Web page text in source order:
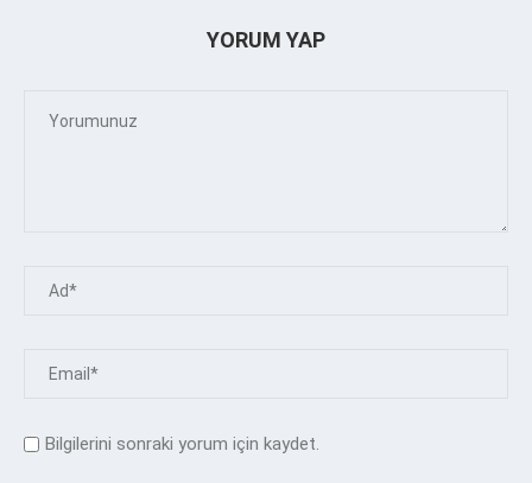
YORUM YAP
Bilgilerini sonraki yorum için kaydet.